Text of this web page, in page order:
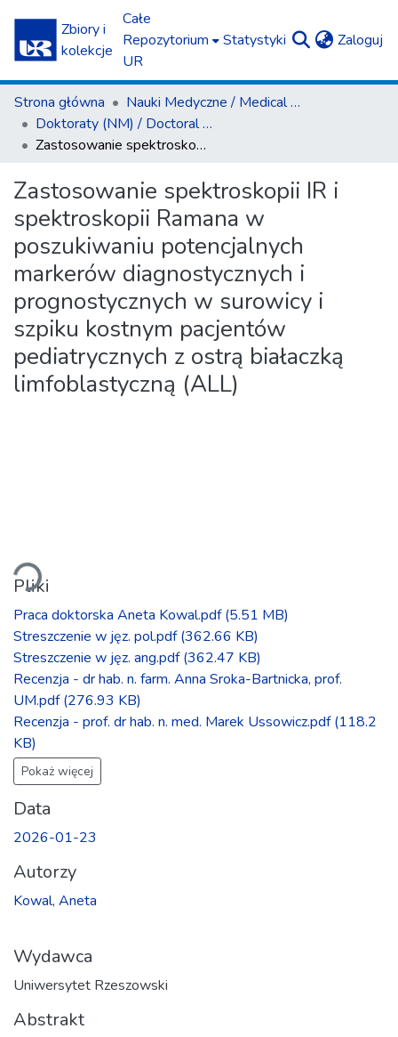
Zbiory i
kolekcje
Całe
Repozytorium
UR
Statystyki Zaloguj
Strona główna
Nauki Medyczne / Medical Sciences
Doktoraty (NM) / Doctoral Theses (MS)
Zastosowanie spektroskopii IR i spektroskopii Ramana w poszukiwaniu potencjalnych markerów diagnostycznych i prognostycznych w surowicy i szpiku kostnym pacjentów pediatrycznych z ostrą białaczką limfoblastyczną (ALL)
Zastosowanie spektroskopii IR i
spektroskopii Ramana w
poszukiwaniu potencjalnych
markerów diagnostycznych i
prognostycznych w surowicy i
szpiku kostnym pacjentów
pediatrycznych z ostrą białaczką
limfoblastyczną (ALL)
Ładowanie...
Pliki
Praca doktorska Aneta Kowal.pdf(5.51 MB)
Streszczenie w jęz. pol.pdf(362.66 KB)
Streszczenie w jęz. ang.pdf(362.47 KB)
Recenzja - dr hab. n. farm. Anna Sroka-Bartnicka, prof.
UM.pdf(276.93 KB)
Recenzja - prof. dr hab. n. med. Marek Ussowicz.pdf(118.2
KB)
Pokaż więcej
Data
2026-01-23
Autorzy
Kowal, Aneta
Wydawca
Uniwersytet Rzeszowski
Abstrakt